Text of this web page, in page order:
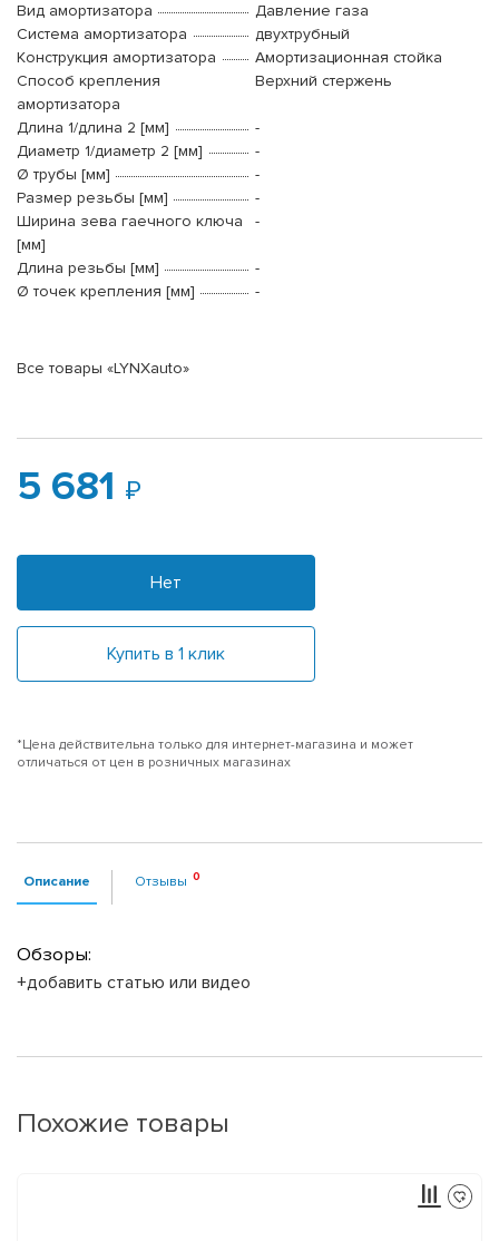
Вид амортизатора
Давление газа
Система амортизатора
двухтрубный
Конструкция амортизатора
Амортизационная стойка
Способ крепления
амортизатора
Верхний стержень
Длина 1/длина 2 [мм]
-
Диаметр 1/диаметр 2 [мм]
-
Ø трубы [мм]
-
Размер резьбы [мм]
-
Ширина зева гаечного ключа
[мм]
-
Длина резьбы [мм]
-
Ø точек крепления [мм]
-
Все товары «LYNXauto»
5 681
Нет
Купить в 1 клик
*Цена действительна только для интернет-магазина и может
отличаться от цен в розничных магазинах
Описание Отзывы
Обзоры:
+добавить статью или видео
Похожие товары